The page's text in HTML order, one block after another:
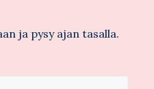
ja pysy ajan tasalla.